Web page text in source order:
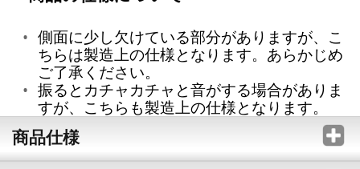
側面に少し欠けている部分がありますが、こ
ちらは製造上の仕様となります。あらかじめ
ご了承ください。
振るとカチャカチャと音がする場合がありま
すが、こちらも製造上の仕様となります。
商品仕様